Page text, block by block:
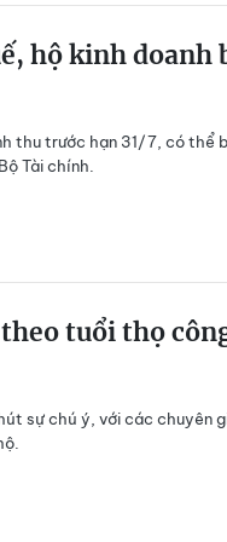
hộ kinh doanh
thu trước hạn 31/7, có thể
Tài chính.
tuổi thọ
sự chú ý, với các chuyên